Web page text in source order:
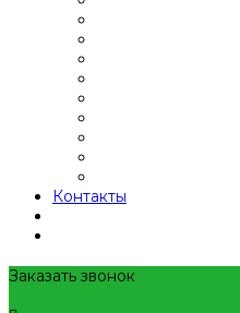
Контакты
Заказать звонок